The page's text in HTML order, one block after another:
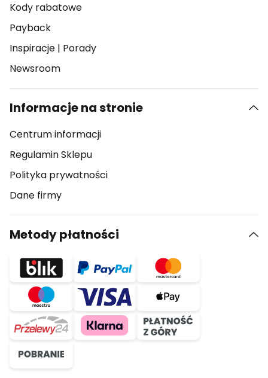
Kody rabatowe
Payback
Inspiracje | Porady
Newsroom
Informacje na stronie
Centrum informacji
Regulamin Sklepu
Polityka prywatności
Dane firmy
Metody płatności